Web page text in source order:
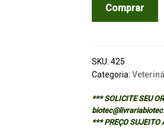
RADIOLOGY
-
quantidade
Comprar
SKU: 425
Categoria:
*** SOLICITE SEU
*** PREÇO SUJEITO